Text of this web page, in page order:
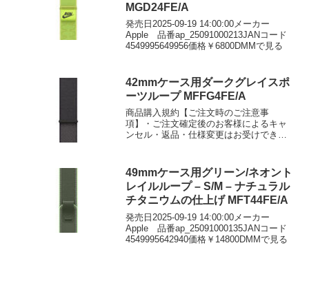
MGD24FE/A
発売日2025-09-19 14:00:00メーカー
Apple 品番ap_25091000213JANコード
4549995649956価格￥6800DMMで見る
42mmケース用ダークグレイスポ
ーツループ MFFG4FE/A
商品購入規約【ご注文時のご注意事
項】・ご注文確定後のお客様によるキャ
ンセル・返品・仕様変更はお受けできま
49mmケース用グリーン/ネオント
レイルループ – S/M – ナチュラル
チタニウムの仕上げ MFT44FE/A
発売日2025-09-19 14:00:00メーカー
Apple 品番ap_25091000135JANコード
4549995642940価格￥14800DMMで見る